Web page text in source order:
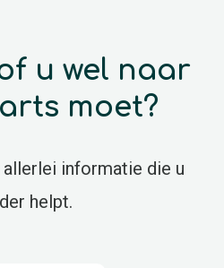
u wel naar
moet?
informatie die u
helpt.